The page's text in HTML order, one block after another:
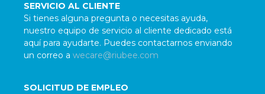
SOLICITUD DE EMPLEO
SERVICIO AL CLIENTE
Si tienes alguna pregunta o necesitas ayuda,
nuestro equipo de servicio al cliente dedicado está
aquí para ayudarte. Puedes contactarnos enviando
un correo a wecare@riubee.com